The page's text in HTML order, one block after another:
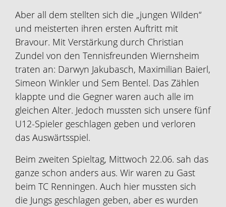
Aber all dem stellten sich die „jungen Wilden“
und meisterten ihren ersten Auftritt mit
Bravour. Mit Verstärkung durch Christian
Zundel von den Tennisfreunden Wiernsheim
traten an: Darwyn Jakubasch, Maximilian Baierl,
Simeon Winkler und Sem Bentel. Das Zählen
klappte und die Gegner waren auch alle im
gleichen Alter. Jedoch mussten sich unsere fünf
U12-Spieler geschlagen geben und verloren
das Auswärtsspiel.
Beim zweiten Spieltag, Mittwoch 22.06. sah das
ganze schon anders aus. Wir waren zu Gast
beim TC Renningen. Auch hier mussten sich
die Jungs geschlagen geben, aber es wurden